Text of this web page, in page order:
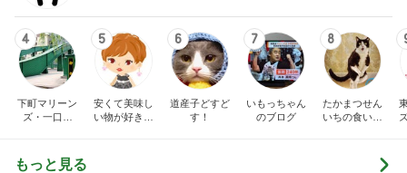
4
下町マリーン
ズ・一口馬
そば
5
安くて美味し
い物が好き☆
6
道産子どすど
す！
7
いもっちゃん
のブログ
8
たかまつせん
いちの食い散
もっと見る